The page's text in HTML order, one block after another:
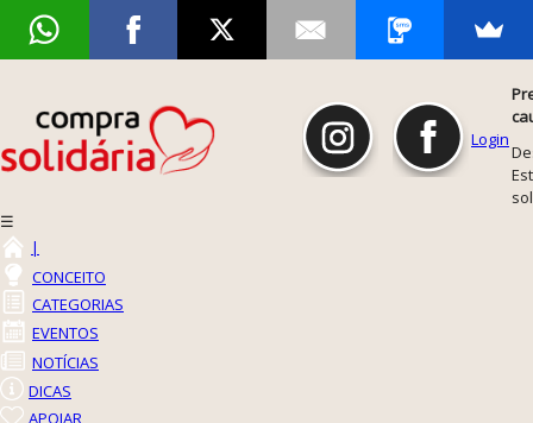
Login
☰
|
CONCEITO
CATEGORIAS
EVENTOS
NOTÍCIAS
DICAS
APOIAR